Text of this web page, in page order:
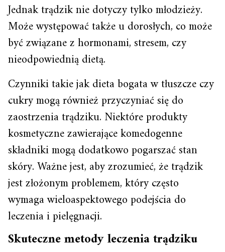
Jednak trądzik nie dotyczy tylko młodzieży.
Może występować także u dorosłych, co może
być związane z hormonami, stresem, czy
nieodpowiednią dietą.
Czynniki takie jak dieta bogata w tłuszcze czy
cukry mogą również przyczyniać się do
zaostrzenia trądziku. Niektóre produkty
kosmetyczne zawierające komedogenne
składniki mogą dodatkowo pogarszać stan
skóry. Ważne jest, aby zrozumieć, że trądzik
jest złożonym problemem, który często
wymaga wieloaspektowego podejścia do
leczenia i pielęgnacji.
Skuteczne metody leczenia trądziku